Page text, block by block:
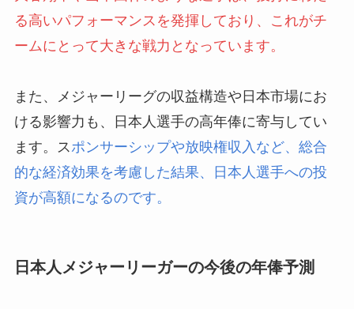
る高いパフォーマンスを発揮しており、これがチ
ームにとって大きな戦力となっています。
また、メジャーリーグの収益構造や日本市場にお
ける影響力も、日本人選手の高年俸に寄与してい
ます。ス ポンサーシップや放映権収入など、総合
的な経済効果を考慮した結果、日本人選手への投
資が高額になるのです。
日本人メジャーリーガーの今後の年俸予測